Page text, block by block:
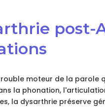
post-
moteur de la parole
la phonation,
la dysarthrie préserve